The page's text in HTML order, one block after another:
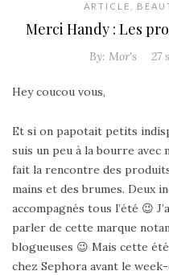
ARTICLE
Merci Handy : Les
By: Mor's 27
Hey coucou vous,
Et si on papotait petits
suis un peu à la bourre avec
fait la rencontre des
mains et des brumes. Deux
accompagnés tous l’été 😉
parler de cette marque
blogueuses 😉 Mais cette
chez Sephora avant le